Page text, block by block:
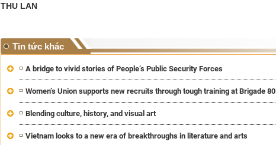
THU LAN
Tin tức khác
A bridge to vivid stories of People’s Public Security Forces
Women’s Union supports new recruits through tough training at Brigade 80
Blending culture, history, and visual art
Vietnam looks to a new era of breakthroughs in literature and arts